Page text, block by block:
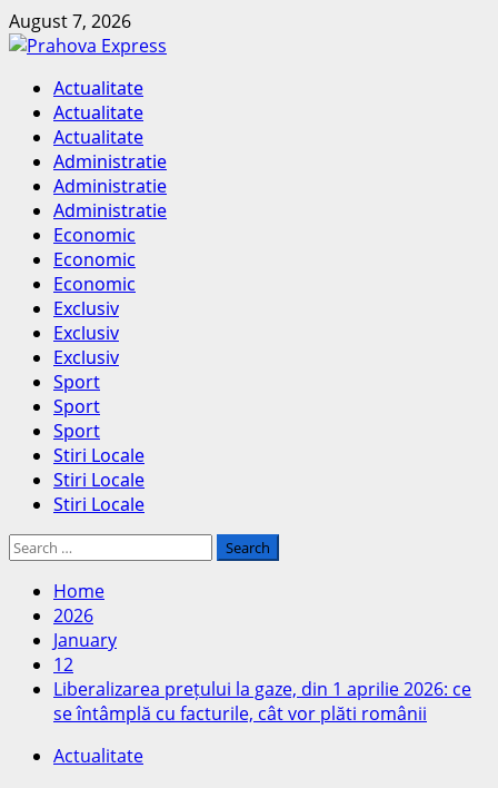
Skip
to
August 7, 2026
Primary
Menu
Actualitate
Actualitate
Actualitate
Administratie
Administratie
Administratie
Economic
Economic
Economic
Exclusiv
Exclusiv
Exclusiv
Sport
Sport
Sport
Stiri Locale
Stiri Locale
Stiri Locale
Search
Home
2026
January
12
Liberalizarea prețului la gaze, din 1 aprilie 2026: ce
se întâmplă cu facturile, cât vor plăti românii
Actualitate